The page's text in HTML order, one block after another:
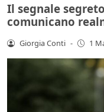
Il segnale
comunicano
Giorgia Conti - 1